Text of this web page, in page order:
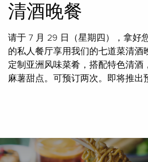
清酒晚餐
请于 7 月 29 日（星期四），拿好
的私人餐厅享用我们的七道菜清酒
定制亚洲风味菜肴，搭配特色清酒
麻薯甜点。可预订两次。即将推出